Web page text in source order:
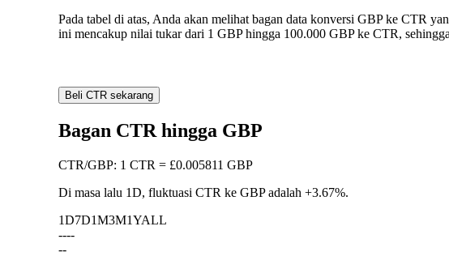
Pada tabel di atas, Anda akan melihat bagan data konversi GBP ke CTR
ini mencakup nilai tukar dari 1 GBP hingga 100.000 GBP ke CTR,
Beli CTR sekarang
Bagan CTR hingga GBP
CTR/GBP: 1 CTR = £0.005811 GBP
Di masa lalu 1D, fluktuasi CTR ke GBP adalah +3.67%.
1D7D1M3M1YALL
----
--